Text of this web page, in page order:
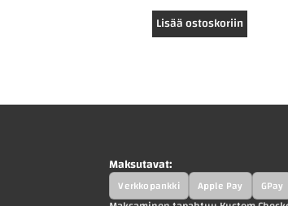
Lisää ostoskoriin
Maksutavat:
Verkkopankki Apple Pay GPay